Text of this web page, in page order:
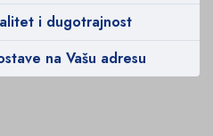
i dugotrajnost
na Vašu adresu